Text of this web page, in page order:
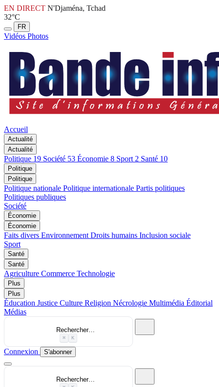
EN DIRECT N'Djaména, Tchad
32°C
FR
Vidéos Photos
Accueil
Actualité
Actualité
Politique 19 Société 53 Économie 8 Sport 2 Santé 10
Politique
Politique
Politique nationale Politique internationale Partis politiques
Politiques publiques
Société
Économie
Économie
Faits divers Environnement Droits humains Inclusion sociale
Sport
Santé
Santé
Agriculture Commerce Technologie
Plus
Plus
Éducation Justice Culture Religion Nécrologie Multimédia Éditorial
Médias
Rechercher…
⌘ K
Connexion S'abonner
Rechercher…